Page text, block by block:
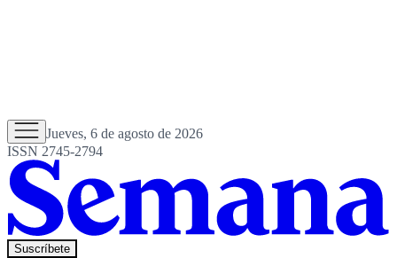
Jueves, 6 de agosto de 2026
ISSN 2745-2794
Suscríbete